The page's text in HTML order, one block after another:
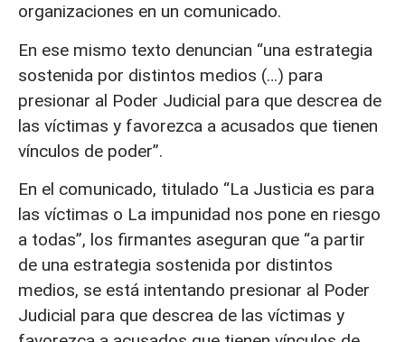
organizaciones en un comunicado.
En ese mismo texto denuncian “una estrategia
sostenida por distintos medios (…) para
presionar al Poder Judicial para que descrea de
las víctimas y favorezca a acusados que tienen
vínculos de poder”.
En el comunicado, titulado “La Justicia es para
las víctimas o La impunidad nos pone en riesgo
a todas”, los firmantes aseguran que “a partir
de una estrategia sostenida por distintos
medios, se está intentando presionar al Poder
Judicial para que descrea de las víctimas y